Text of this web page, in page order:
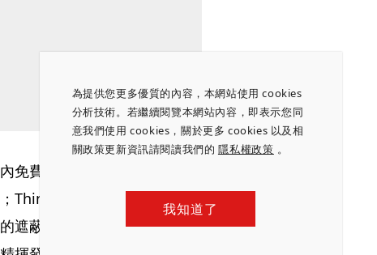
為提供您更多優質的內容，本網站使用 cookies
分析技術。若繼續閱覽本網站內容，即表示您同
意我們使用 cookies，關於更多 cookies 以及相
關政策更新資訊請閱讀我們的 隱私權政策 。
我知道了
免費提供讓視訊電話更順暢的產品，包括KDDI的
Think Lab的智慧眼鏡「JINS MEME」，可測出專
遮蔽聲音系統「VSP-2」，使對話的內容不會外